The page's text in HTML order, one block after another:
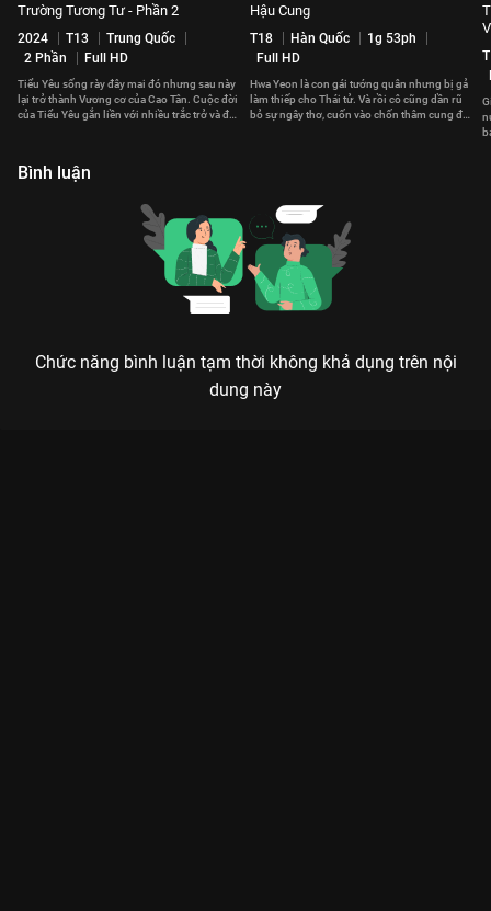
Trường Tương Tư - Phần 2
2024 T13
Trung Quốc
2 Phần
Full HD
Tiểu Yêu sống rày đây mai đó nhưng sau này
lại trở thành Vương cơ của Cao Tân. Cuộc đời
của Tiểu Yêu gắn liền với nhiều trắc trở và đau
Hậu Cung
T18 Hàn Quốc
1g 53ph
Full HD
Hwa Yeon là con gái tướng quân nhưng bị gả
làm thiếp cho Thái tử. Và rồi cô cũng dần rũ
bỏ sự ngây thơ, cuốn vào chốn thâm cung đầy
Bình luận
Chức năng bình luận tạm thời không khả dụng trên nội
dung này